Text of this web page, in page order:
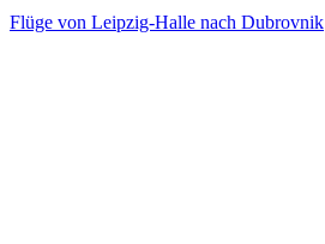
Flüge von Leipzig-Halle nach Dubrovnik